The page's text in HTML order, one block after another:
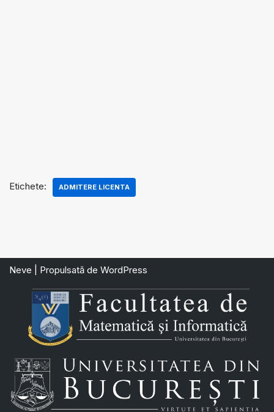
Etichete: ADMITERE LICENTA
Neve | Propulsată de WordPress